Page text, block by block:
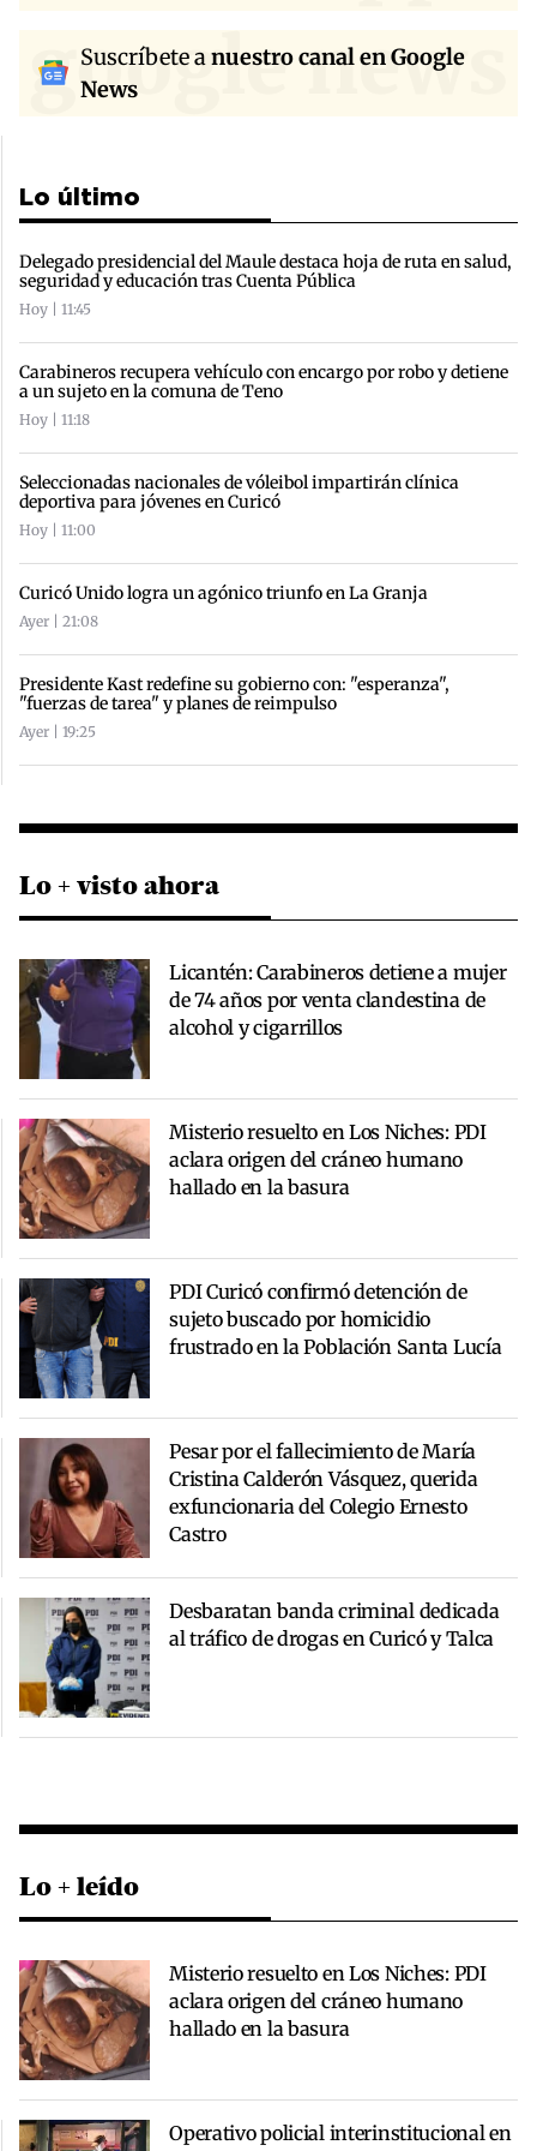
google news
Suscríbete anuestro canal en Google
News
Lo último
Delegado presidencial del Maule destaca hoja de ruta en salud,
seguridad y educación tras Cuenta Pública
Hoy | 11:45
Carabineros recupera vehículo con encargo por robo y detiene
a un sujeto en la comuna de Teno
Hoy | 11:18
Seleccionadas nacionales de vóleibol impartirán clínica
deportiva para jóvenes en Curicó
Hoy | 11:00
Curicó Unido logra un agónico triunfo en La Granja
Ayer | 21:08
Presidente Kast redefine su gobierno con: "esperanza",
"fuerzas de tarea" y planes de reimpulso
Ayer | 19:25
Lo + visto ahora
Licantén: Carabineros detiene a mujer
de 74 años por venta clandestina de
alcohol y cigarrillos
Misterio resuelto en Los Niches: PDI
aclara origen del cráneo humano
hallado en la basura
PDI Curicó confirmó detención de
sujeto buscado por homicidio
frustrado en la Población Santa Lucía
Pesar por el fallecimiento de María
Cristina Calderón Vásquez, querida
exfuncionaria del Colegio Ernesto
Castro
Desbaratan banda criminal dedicada
al tráfico de drogas en Curicó y Talca
Lo + leído
Misterio resuelto en Los Niches: PDI
aclara origen del cráneo humano
hallado en la basura
Operativo policial interinstitucional en